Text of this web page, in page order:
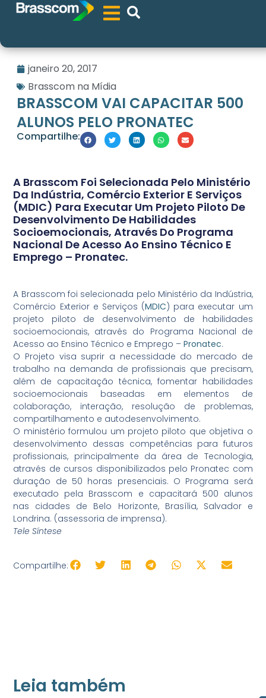
janeiro 20, 2017
Brasscom na Mídia
BRASSCOM VAI CAPACITAR 500
ALUNOS PELO PRONATEC
Compartilhe:
A Brasscom Foi Selecionada Pelo Ministério
Da Indústria, Comércio Exterior E Serviços
(MDIC) Para Executar Um Projeto Piloto De
Desenvolvimento De Habilidades
Socioemocionais, Através Do Programa
Nacional De Acesso Ao Ensino Técnico E
Emprego – Pronatec.
A Brasscom foi selecionada pelo Ministério da Indústria,
Comércio Exterior e Serviços (MDIC) para executar um
projeto piloto de desenvolvimento de habilidades
socioemocionais, através do Programa Nacional de
Acesso ao Ensino Técnico e Emprego –Pronatec.
O Projeto visa suprir a necessidade do mercado de
trabalho na demanda de profissionais que precisam,
além de capacitação técnica, fomentar habilidades
socioemocionais baseadas em elementos de
colaboração, interação, resolução de problemas,
compartilhamento e autodesenvolvimento.
O ministério formulou um projeto piloto que objetiva o
desenvolvimento dessas competências para futuros
profissionais, principalmente da área de Tecnologia,
através de cursos disponibilizados pelo Pronatec com
duração de 50 horas presenciais. O Programa será
executado pela Brasscom e capacitará 500 alunos
nas cidades de Belo Horizonte, Brasília, Salvador e
Londrina. (assessoria de imprensa).
Tele Síntese
Compartilhe:
Leia também